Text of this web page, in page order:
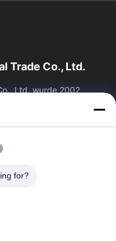
Trade Co., Ltd.
Ltd. wurde 2002
Herstellung und den
for?